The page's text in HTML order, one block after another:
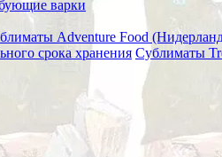
варки
Adventure Food
срока хранения Сублиматы
АППОЛО